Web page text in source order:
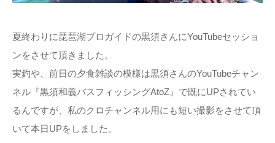
夏終わりに琵琶湖プロガイドの黒須さんにYouTubeセッショ
ンをさせて頂きました。
実釣や、前日の夕食雑談の模様は黒須さんのYouTubeチャン
ネル『黒須和義バスフィッシングAtoZ』で既にUPされてい
るんですが、私のクロチャンネル用にも短い撮影をさせて頂
いて本日UPをしました。